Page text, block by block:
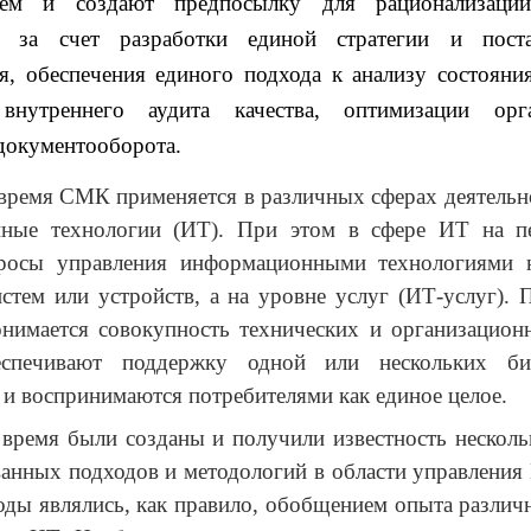
за счет разработки единой стратегии и
обеспечения единого подхода к анализу
аудита качества, оптимизации
СМК применяется в различных сферах
технологии (ИТ). При этом в сфере ИТ на
управления информационными технологиями
или устройств, а на уровне услуг (ИТ-услуг).
совокупность технических и
поддержку одной или нескольких
воспринимаются потребителями как единое целое.
были созданы и получили известность
подходов и методологий в области
являлись, как правило, обобщением опыта